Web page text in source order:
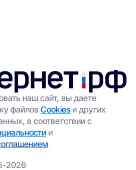
наш сайт, вы даете
файловCookies и других
в соответствии с
и
2026